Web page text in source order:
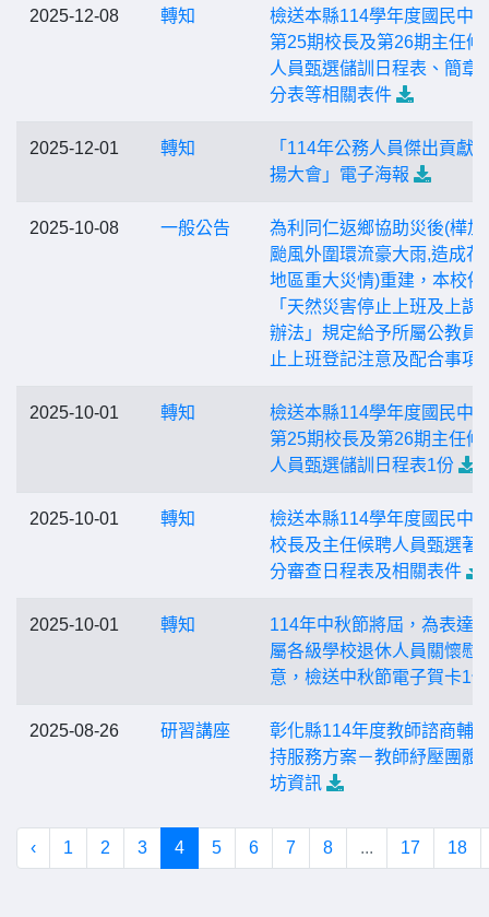
2025-12-08 轉知
檢送本縣114學年度國民中
第25期校長及第26期主任候
人員甄選儲訓日程表、簡章
分表等相關表件
2025-12-01 轉知
「114年公務人員傑出貢獻
揚大會」電子海報
2025-10-08 一般公告
為利同仁返鄉協助災後(樺加
颱風外圍環流豪大雨,造成花
地區重大災情)重建，本校依
「天然災害停止上班及上課
辦法」規定給予所屬公教員
止上班登記注意及配合事項
2025-10-01 轉知
檢送本縣114學年度國民中
第25期校長及第26期主任候
人員甄選儲訓日程表1份
2025-10-01 轉知
檢送本縣114學年度國民中
校長及主任候聘人員甄選著
分審查日程表及相關表件
2025-10-01 轉知
114年中秋節將屆，為表達
屬各級學校退休人員關懷慰
意，檢送中秋節電子賀卡1份
2025-08-26 研習講座
彰化縣114年度教師諮商輔
持服務方案－教師紓壓團體
坊資訊
‹ 1 2 3 4 5 6 7 8 ... 17 18